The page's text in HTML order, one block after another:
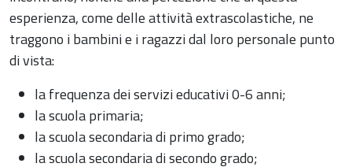
esperienza, come delle attività extrascolastiche, ne
traggono i bambini e i ragazzi dal loro personale punto
di vista:
la frequenza dei servizi educativi 0-6 anni;
la scuola primaria;
la scuola secondaria di primo grado;
la scuola secondaria di secondo grado;